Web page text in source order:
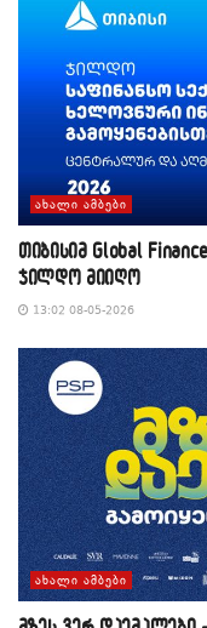
ᲐᲮᲐᲚᲘ ᲐᲛᲑᲔᲑᲘ
თიბისიმ Global
ჯილდო მიიღო
13:02 08-05-2026
ᲐᲮᲐᲚᲘ ᲐᲛᲑᲔᲑᲘ